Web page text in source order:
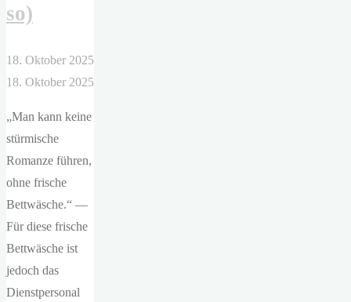
so)
18. Oktober 2025
18. Oktober 2025
„Man kann keine
stürmische
Romanze führen,
ohne frische
Bettwäsche.“ —
Für diese frische
Bettwäsche ist
jedoch das
Dienstpersonal